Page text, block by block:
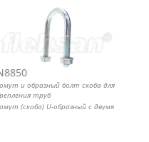
u образный болт скоба для
труб
(скоба) U-образный с двумя